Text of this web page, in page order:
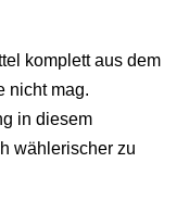
komplett aus dem
nicht mag.
in diesem
wählerischer zu